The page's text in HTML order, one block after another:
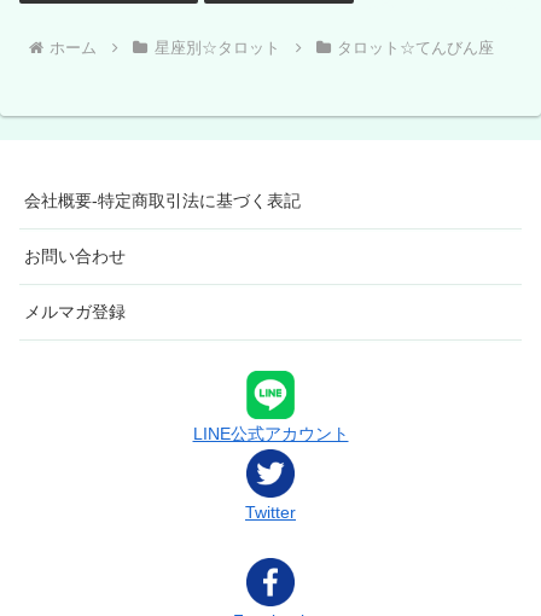
ホーム 星座別☆タロット タロット☆てんびん座
会社概要-特定商取引法に基づく表記
お問い合わせ
メルマガ登録
LINE公式アカウント
Twitter